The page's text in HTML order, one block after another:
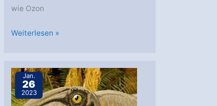
wie Ozon
ETH
Erde
als
Versuchsobjekt
Weiterlesen »
Jan.
26
2023